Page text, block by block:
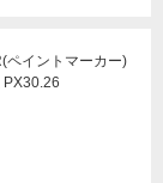
ペイントマーカー)
PX30.26